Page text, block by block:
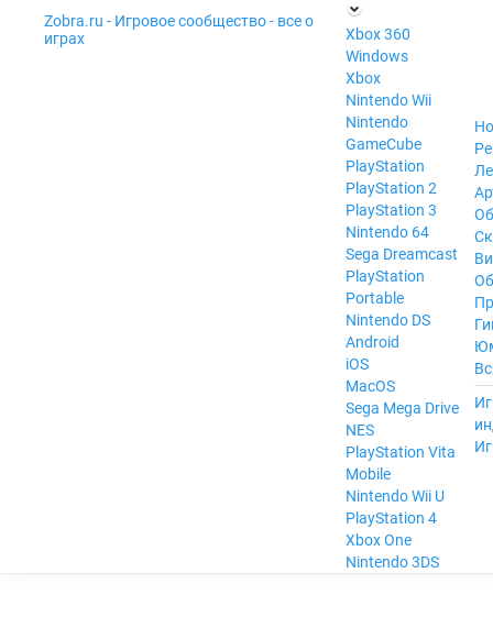
Zobra.ru - Игровое сообщество - все о
играх
П
ла
т
ф
ор
м
ы
Xbox 360
Windows
Xbox
Nintendo Wii
Nintendo
GameCube
PlayStation
PlayStation 2
PlayStation 3
Nintendo 64
Sega Dreamcast
PlayStation
Portable
Nintendo DS
Android
iOS
MacOS
Sega Mega Drive
NES
PlayStation Vita
Mobile
Nintendo Wii U
PlayStation 4
Xbox One
Nintendo 3DS